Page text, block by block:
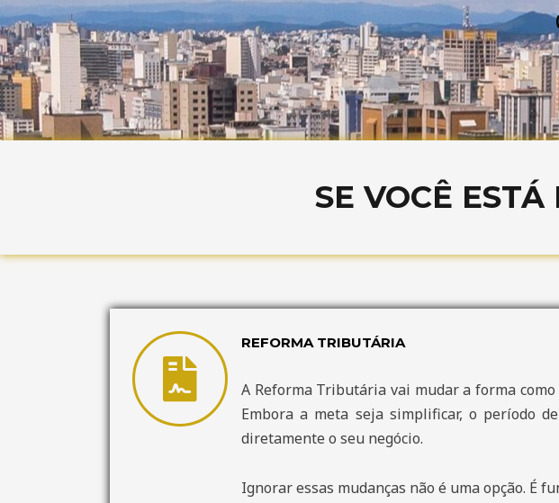
SE VOCÊ
REFORMA TRIBUTÁRIA
A Reforma Tributária vai mudar a forma como
Embora a meta seja simplificar, o período
diretamente o seu negócio.
Ignorar essas mudanças não é uma opção. É